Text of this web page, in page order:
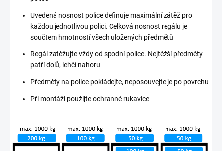
Uvedená nosnost police definuje maximální zátěž pro
každou jednotlivou polici. Celková nosnost regálu je
součtem hmotností všech uložených předmětů
Regál zatěžujte vždy od spodní police. Nejtěžší předměty
patří dolů, lehčí nahoru
Předměty na police pokládejte, neposouvejte je po povrchu
Při montáži použijte ochranné rukavice